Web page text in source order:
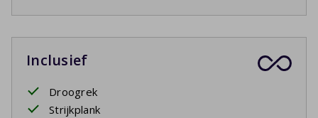
Inclusief
Droogrek
Strijkplank